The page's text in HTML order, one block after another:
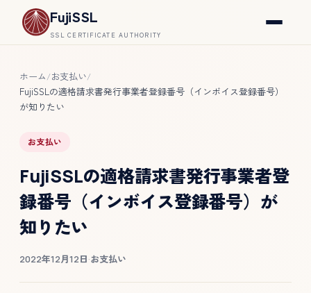
FujiSSL
SSL CERTIFICATE AUTHORITY
ホーム/お支払い/
FujiSSLの適格請求書発行事業者登録番号（インボイス登録番号）
が知りたい
お支払い
FujiSSLの適格請求書発行事業者登
録番号（インボイス登録番号）が
知りたい
2022年12月12日·お支払い